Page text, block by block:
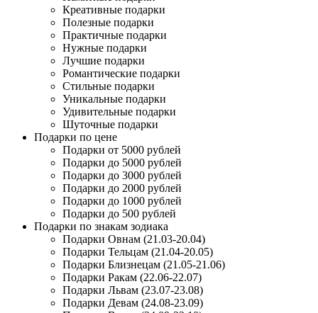
Креативные подарки
Полезные подарки
Практичные подарки
Нужные подарки
Лучшие подарки
Романтические подарки
Стильные подарки
Уникальные подарки
Удивительные подарки
Шуточные подарки
Подарки по цене
Подарки от 5000 рублей
Подарки до 5000 рублей
Подарки до 3000 рублей
Подарки до 2000 рублей
Подарки до 1000 рублей
Подарки до 500 рублей
Подарки по знакам зодиака
Подарки Овнам (21.03-20.04)
Подарки Тельцам (21.04-20.05)
Подарки Близнецам (21.05-21.06)
Подарки Ракам (22.06-22.07)
Подарки Львам (23.07-23.08)
Подарки Девам (24.08-23.09)